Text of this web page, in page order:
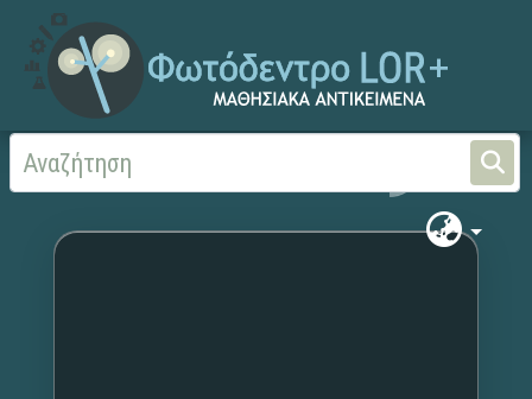
Αρχική Χωρίς τίτλο